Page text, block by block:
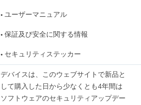
• ユーザーマニュアル
• 保証及び安全に関する情報
• セキュリティステッカー
デバイスは、このウェブサイトで新品と
して購入した日から少なくとも4年間は
ソフトウェアのセキュリティアップデー